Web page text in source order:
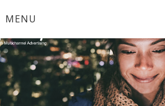
toMENU
Smooth Multichannel Advertising